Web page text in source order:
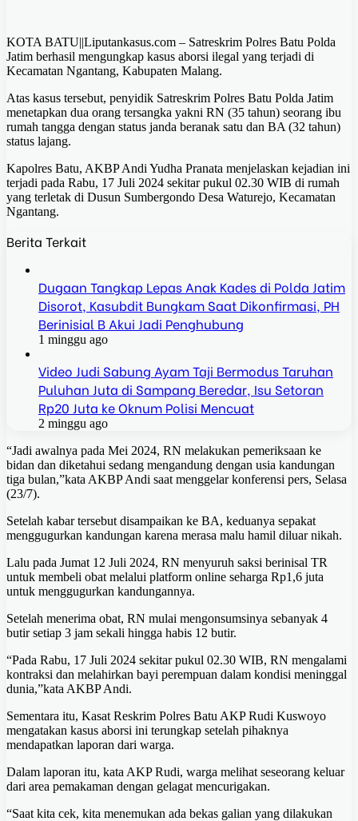
KOTA BATU||Liputankasus.com – Satreskrim Polres Batu Polda
Jatim berhasil mengungkap kasus aborsi ilegal yang terjadi di
Kecamatan Ngantang, Kabupaten Malang.
Atas kasus tersebut, penyidik Satreskrim Polres Batu Polda Jatim
menetapkan dua orang tersangka yakni RN (35 tahun) seorang ibu
rumah tangga dengan status janda beranak satu dan BA (32 tahun)
status lajang.
Kapolres Batu, AKBP Andi Yudha Pranata menjelaskan kejadian ini
terjadi pada Rabu, 17 Juli 2024 sekitar pukul 02.30 WIB di rumah
yang terletak di Dusun Sumbergondo Desa Waturejo, Kecamatan
Ngantang.
Berita Terkait
Dugaan Tangkap Lepas Anak Kades di Polda Jatim
Disorot, Kasubdit Bungkam Saat Dikonfirmasi, PH
Berinisial B Akui Jadi Penghubung
1 minggu ago
Video Judi Sabung Ayam Taji Bermodus Taruhan
Puluhan Juta di Sampang Beredar, Isu Setoran
Rp20 Juta ke Oknum Polisi Mencuat
2 minggu ago
“Jadi awalnya pada Mei 2024, RN melakukan pemeriksaan ke
bidan dan diketahui sedang mengandung dengan usia kandungan
tiga bulan,”kata AKBP Andi saat menggelar konferensi pers, Selasa
(23/7).
Setelah kabar tersebut disampaikan ke BA, keduanya sepakat
menggugurkan kandungan karena merasa malu hamil diluar nikah.
Lalu pada Jumat 12 Juli 2024, RN menyuruh saksi berinisal TR
untuk membeli obat melalui platform online seharga Rp1,6 juta
untuk menggugurkan kandungannya.
Setelah menerima obat, RN mulai mengonsumsinya sebanyak 4
butir setiap 3 jam sekali hingga habis 12 butir.
“Pada Rabu, 17 Juli 2024 sekitar pukul 02.30 WIB, RN mengalami
kontraksi dan melahirkan bayi perempuan dalam kondisi meninggal
dunia,”kata AKBP Andi.
Sementara itu, Kasat Reskrim Polres Batu AKP Rudi Kuswoyo
mengatakan kasus aborsi ini terungkap setelah pihaknya
mendapatkan laporan dari warga.
Dalam laporan itu, kata AKP Rudi, warga melihat seseorang keluar
dari area pemakaman dengan gelagat mencurigakan.
“Saat kita cek, kita menemukan ada bekas galian yang dilakukan